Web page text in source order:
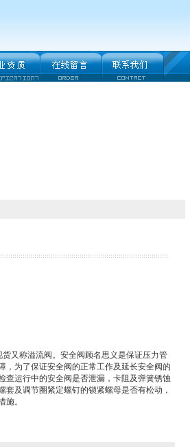
又称溢流阀。安全阀顾名思义是保证压力管
，为了保证安全阀的正常工作及延长安全阀的
查运行中的安全阀是否泄漏，卡阻及弹簧锈蚀
套及调节圈紧定螺钉的锁紧螺母是否有松动，
施。